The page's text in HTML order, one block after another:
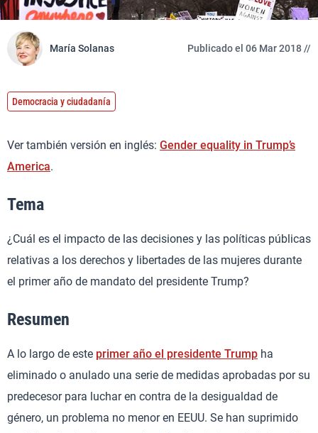
María Solanas Publicado el 06 Mar 2018 //
Democracia y ciudadanía
Ver también versión en inglés: Gender equality in Trump’s
America.
Tema
¿Cuál es el impacto de las decisiones y las políticas públicas
relativas a los derechos y libertades de las mujeres durante
el primer año de mandato del presidente Trump?
Resumen
A lo largo de este primer año el presidente Trump ha
eliminado o anulado una serie de medidas aprobadas por su
predecesor para luchar en contra de la desigualdad de
género, un problema no menor en EEUU. Se han suprimido